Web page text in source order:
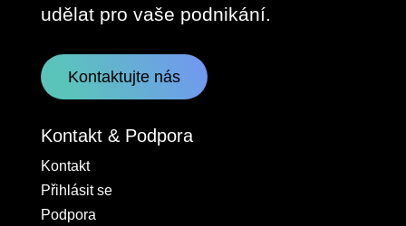
udělat pro vaše podnikání.
Kontaktujte nás
Kontakt & Podpora
Kontakt
Přihlásit se
Podpora